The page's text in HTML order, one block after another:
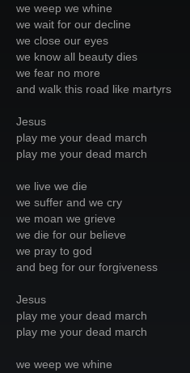
we weep we whine
we wait for our decline
we close our eyes
we know all beauty dies
we fear no more
and walk this road like martyrs
Jesus
play me your dead march
play me your dead march
we live we die
we suffer and we cry
we moan we grieve
we die for our believe
we pray to god
and beg for our forgiveness
Jesus
play me your dead march
play me your dead march
we weep we whine